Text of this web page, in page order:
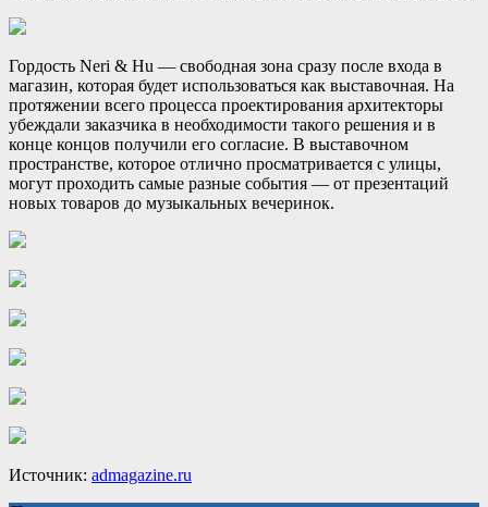
Гордость Neri & Hu — свободная зона сразу после входа в
магазин, которая будет использоваться как выставочная. На
протяжении всего процесса проектирования архитекторы
убеждали заказчика в необходимости такого решения и в
конце концов получили его согласие. В выставочном
пространстве, которое отлично просматривается с улицы,
могут проходить самые разные события — от презентаций
новых товаров до музыкальных вечеринок.
Источник: admagazine.ru